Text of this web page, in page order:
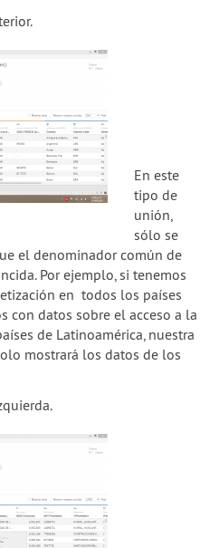
En este
tipo de
unión,
sólo se
el denominador común de
Por ejemplo, si tenemos
en todos los países
con datos sobre el acceso a la
de Latinoamérica, nuestra
mostrará los datos de los